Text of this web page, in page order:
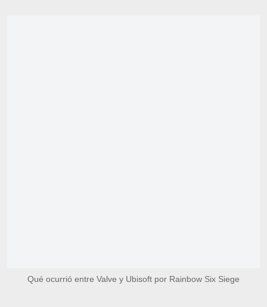
Qué ocurrió entre Valve y Ubisoft por Rainbow Six Siege